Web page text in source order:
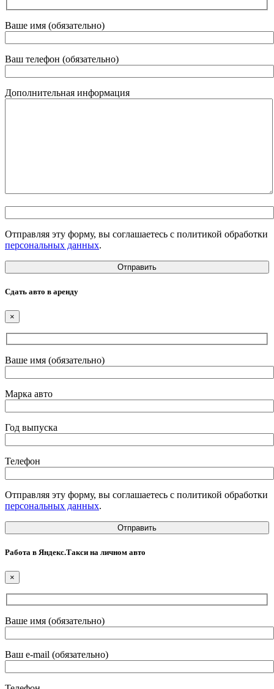
Ваше имя (обязательно)
Ваш телефон (обязательно)
Дополнительная информация
Отправляя эту форму, вы соглашаетесь с политикой обработки
персональных данных.
Сдать авто в аренду
×
Ваше имя (обязательно)
Марка авто
Год выпуска
Телефон
Отправляя эту форму, вы соглашаетесь с политикой обработки
персональных данных.
Работа в Яндекс.Такси на личном авто
×
Ваше имя (обязательно)
Ваш e-mail (обязательно)